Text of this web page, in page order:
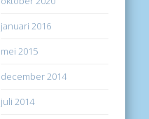
januari 2016
mei 2015
december 2014
juli 2014